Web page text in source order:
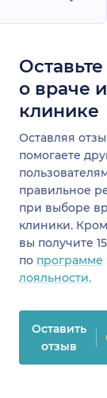
о враче
клинике
Оставляя
помогаете
правильное
при выборе
клиники.
вы получите
по программе
лояльности.
Оставить
отзыв